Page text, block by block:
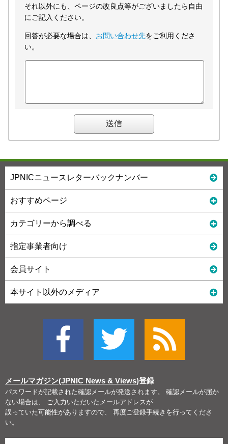
それ以外にも、ページの改良点等がございましたら自由
にご記入ください。
回答が必要な場合は、 お問い合わせ先をご利用くださ
い。
JPNICニュースレターバックナンバー
おすすめページ
カテゴリーから調べる
指定事業者向け
会員サイト
本サイト以外のメディア
メールマガジン(JPNIC News & Views)登録
パスワードが記載された確認メールが発送されます。 確認メールが届か
ない場合は、 ご入力いただいたメールアドレスが
誤っていた可能性がありますので、 再度ご登録手続きを行ってくださ
い。